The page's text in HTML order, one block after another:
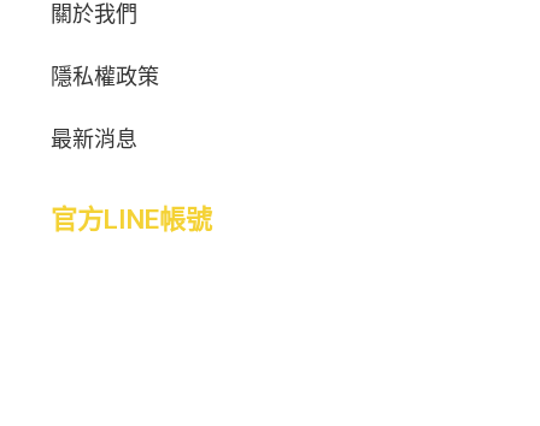
關於我們
隱私權政策
最新消息
官方LINE帳號